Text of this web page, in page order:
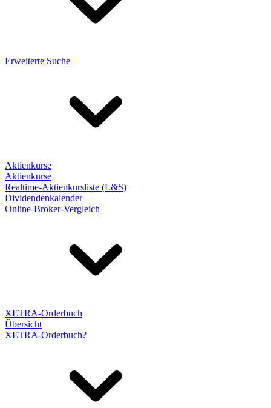
Erweiterte Suche
Aktienkurse
Aktienkurse
Realtime-Aktienkursliste (L&S)
Dividendenkalender
Online-Broker-Vergleich
XETRA-Orderbuch
Übersicht
XETRA-Orderbuch?